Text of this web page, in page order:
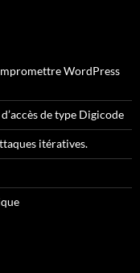
WordPress
de type Digicode
itératives.